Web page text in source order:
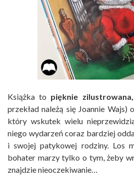
Książka to pięknie
przekład należą się Joannie Wajs)
który wskutek wielu
niego wydarzeń coraz bardziej
i swojej patykowej rodziny. Los
bohater marzy tylko o tym, żeby
znajdzie nieoczekiwanie…